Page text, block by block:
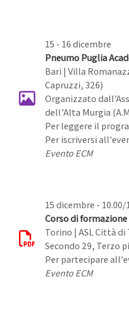
15 - 16 dicembre
Pneumo Puglia
Bari | Villa
Capruzzi, 326)
Organizzato
dell’Alta Murgia
Per leggere il
Per iscriversi
Evento ECM
15 dicembre - 10.00/
Corso di
Torino | ASL Città
Secondo 29, Terzo
Per partecipare
Evento ECM